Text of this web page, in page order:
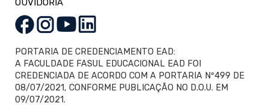
OUVIDORIA
PORTARIA DE CREDENCIAMENTO EAD:
A FACULDADE FASUL EDUCACIONAL EAD FOI
CREDENCIADA DE ACORDO COM A PORTARIA Nº499 DE
08/07/2021, CONFORME PUBLICAÇÃO NO D.O.U. EM
09/07/2021.